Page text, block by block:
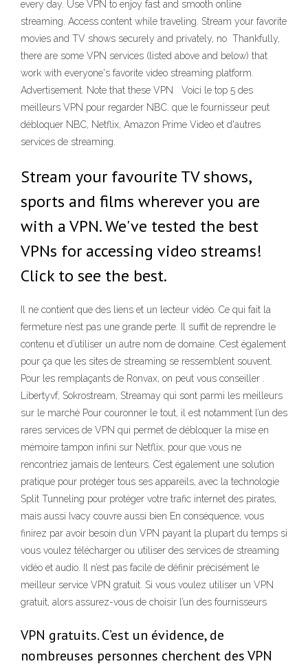
every day. Use VPN to enjoy fast and smooth online
streaming. Access content while traveling. Stream your favorite
movies and TV shows securely and privately, no Thankfully,
there are some VPN services (listed above and below) that
work with everyone's favorite video streaming platform.
Advertisement. Note that these VPN Voici le top 5 des
meilleurs VPN pour regarder NBC. que le fournisseur peut
débloquer NBC, Netflix, Amazon Prime Video et d'autres
services de streaming.
Stream your favourite TV shows,
sports and films wherever you are
with a VPN. We've tested the best
VPNs for accessing video streams!
Click to see the best.
Il ne contient que des liens et un lecteur vidéo. Ce qui fait la
fermeture n’est pas une grande perte. Il suffit de reprendre le
contenu et d’utiliser un autre nom de domaine. C’est également
pour ça que les sites de streaming se ressemblent souvent.
Pour les remplaçants de Ronvax, on peut vous conseiller .
Libertyvf, Sokrostream, Streamay qui sont parmi les meilleurs
sur le marché Pour couronner le tout, il est notamment l’un des
rares services de VPN qui permet de débloquer la mise en
mémoire tampon infini sur Netflix, pour que vous ne
rencontriez jamais de lenteurs. C’est également une solution
pratique pour protéger tous ses appareils, avec la technologie
Split Tunneling pour protéger votre trafic internet des pirates,
mais aussi Ivacy couvre aussi bien En conséquence, vous
finirez par avoir besoin d’un VPN payant la plupart du temps si
vous voulez télécharger ou utiliser des services de streaming
vidéo et audio. Il n’est pas facile de définir précisément le
meilleur service VPN gratuit. Si vous voulez utiliser un VPN
gratuit, alors assurez-vous de choisir l’un des fournisseurs
VPN gratuits. C’est un évidence, de
nombreuses personnes cherchent des VPN